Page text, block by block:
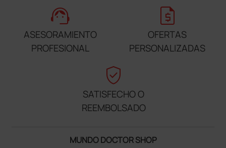
support_agent
ASESORAMIENTO
PROFESIONAL
request_quote
OFERTAS
PERSONALIZADAS
verified_user
SATISFECHO O
REEMBOLSADO
MUNDO DOCTOR SHOP